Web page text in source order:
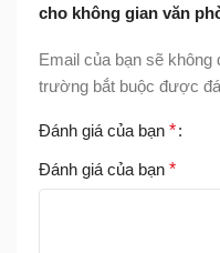
cho không gian văn
Email của bạn sẽ
trường bắt buộc được
Đánh giá của bạn *
Đánh giá của bạn *